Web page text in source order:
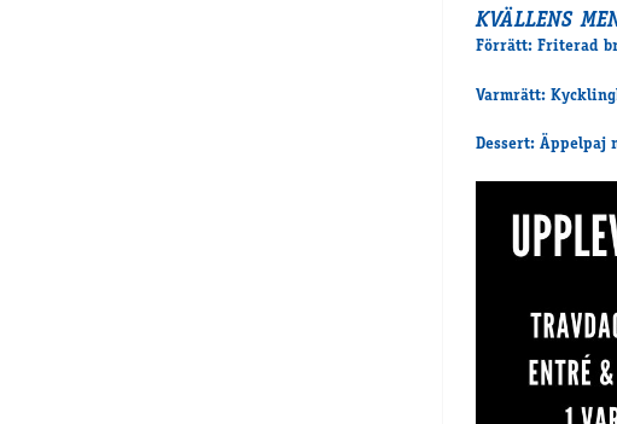
KVÄLLENS
Förrätt: Friterad
Varmrätt:
Dessert: Äppelpaj